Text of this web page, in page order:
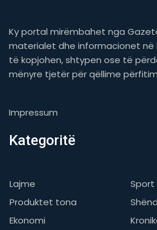
Ky portal mirëmbahet nga
materialet dhe informacionet në
të kopjohen, shtypen ose të
mënyre tjetër për qëllime
Impressum
Kategoritë
Lajme
Sport
Produktet tona
Ekonomi